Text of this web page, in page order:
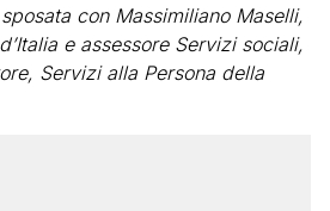
con Massimiliano Maselli,
e assessore Servizi sociali,
Servizi alla Persona della